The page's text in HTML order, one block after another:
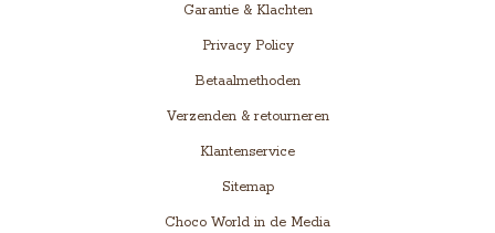
Garantie & Klachten
Privacy Policy
Betaalmethoden
Verzenden & retourneren
Klantenservice
Sitemap
Choco World in de Media